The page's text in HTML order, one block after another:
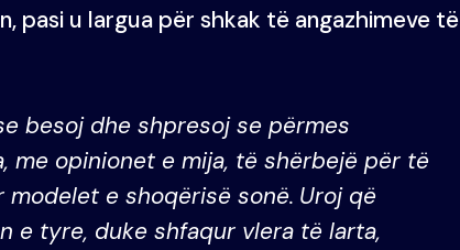
pasi u largua për shkak të angazhimeve të
besoj dhe shpresoj se përmes
me opinionet e mija, të shërbejë për të
e shoqërisë sonë. Uroj që
e tyre, duke shfaqur vlera të larta,